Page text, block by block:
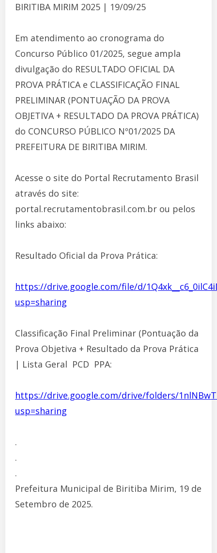
BIRITIBA MIRIM 2025 | 19/09/25
Em atendimento ao cronograma do
Concurso Público 01/2025, segue ampla
divulgação do RESULTADO OFICIAL DA
PROVA PRÁTICA e CLASSIFICAÇÃO FINAL
PRELIMINAR (PONTUAÇÃO DA PROVA
OBJETIVA + RESULTADO DA PROVA PRÁTICA)
do CONCURSO PÚBLICO Nº01/2025 DA
PREFEITURA DE BIRITIBA MIRIM.
Acesse o site do Portal Recrutamento Brasil
através do site:
portal.recrutamentobrasil.com.br ou pelos
links abaixo:
Resultado Oficial da Prova Prática:
https://drive.google.com/file/d/
usp=sharing
Classificação Final Preliminar (Pontuação da
Prova Objetiva + Resultado da Prova Prática
| Lista Geral  PCD  PPA:
https://drive.google.com/drive/folders/
usp=sharing
.
.
.
Prefeitura Municipal de Biritiba Mirim, 19 de
Setembro de 2025.